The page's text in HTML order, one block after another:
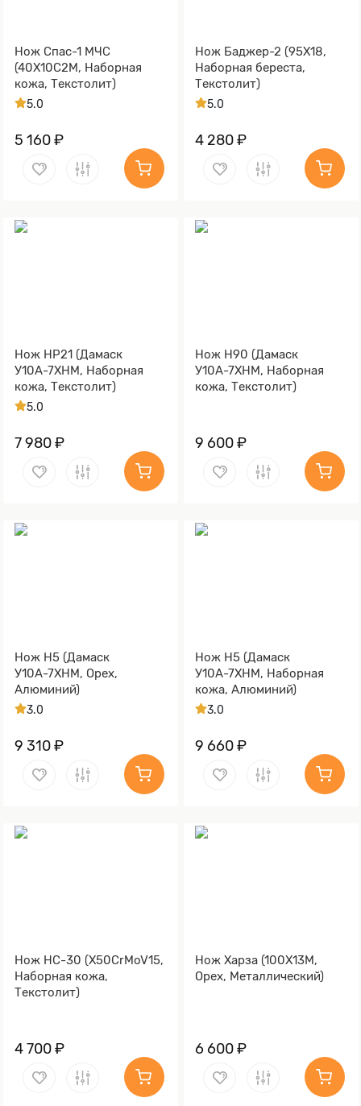
Нож Спас-1 МЧС
(40Х10С2М, Наборная
кожа, Текстолит)
5.0
5 160 ₽
Нож Баджер-2 (95Х18,
Наборная береста,
Текстолит)
5.0
4 280 ₽
Нож НР21 (Дамаск
У10А-7ХНМ, Наборная
кожа, Текстолит)
5.0
7 980 ₽
Нож Н90 (Дамаск
У10А-7ХНМ, Наборная
кожа, Текстолит)
9 600 ₽
Нож Н5 (Дамаск
У10А-7ХНМ, Орех,
Алюминий)
3.0
9 310 ₽
Нож Н5 (Дамаск
У10А-7ХНМ, Наборная
кожа, Алюминий)
3.0
9 660 ₽
Нож НС-30 (X50CrMoV15,
Наборная кожа,
Текстолит)
4 700 ₽
Нож Харза (100Х13М,
Орех, Металлический)
6 600 ₽